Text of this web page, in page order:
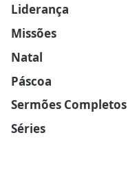
Liderança
Missões
Natal
Páscoa
Sermões Completos
Séries